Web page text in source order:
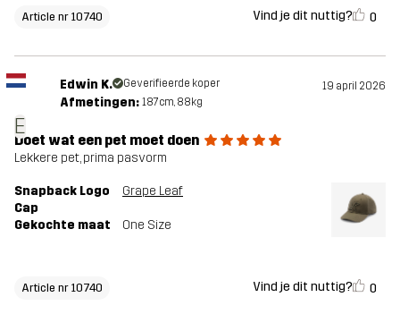
Article nr 10740 Vind je dit nuttig? 0
E
Edwin K. Geverifieerde koper 19 april 2026
Afmetingen: 187cm, 88kg
Doet wat een pet moet doen
Lekkere pet, prima pasvorm
Snapback Logo
Cap
Grape Leaf
Gekochte maat One Size
Article nr 10740 Vind je dit nuttig? 0